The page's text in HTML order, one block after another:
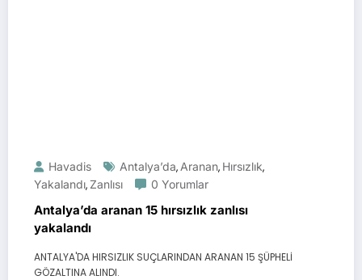
Havadis Antalya’da, Aranan, Hırsızlık,
Yakalandı,Zanlısı 0 Yorumlar
Antalya’da aranan 15 hırsızlık zanlısı
yakalandı
ANTALYA'DA HIRSIZLIK SUÇLARINDAN ARANAN 15 ŞÜPHELİ
GÖZALTINA ALINDI.